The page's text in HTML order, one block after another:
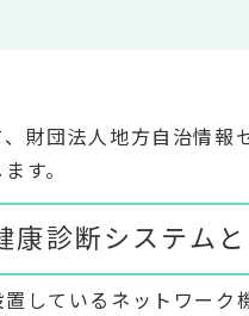
財団法人地方自治情
す。
康診断システム
しているネットワー